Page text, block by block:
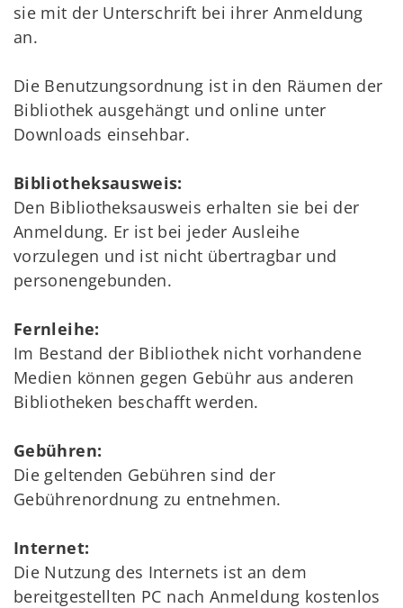
sie mit der Unterschrift bei ihrer Anmeldung
an.
Die Benutzungsordnung ist in den Räumen der
Bibliothek ausgehängt und online unter
Downloads einsehbar.
Bibliotheksausweis:
Den Bibliotheksausweis erhalten sie bei der
Anmeldung. Er ist bei jeder Ausleihe
vorzulegen und ist nicht übertragbar und
personengebunden.
Fernleihe:
Im Bestand der Bibliothek nicht vorhandene
Medien können gegen Gebühr aus anderen
Bibliotheken beschafft werden.
Gebühren:
Die geltenden Gebühren sind der
Gebührenordnung zu entnehmen.
Internet:
Die Nutzung des Internets ist an dem
bereitgestellten PC nach Anmeldung kostenlos